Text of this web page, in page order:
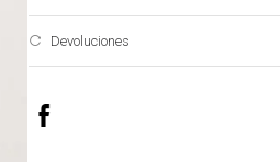
Devoluciones